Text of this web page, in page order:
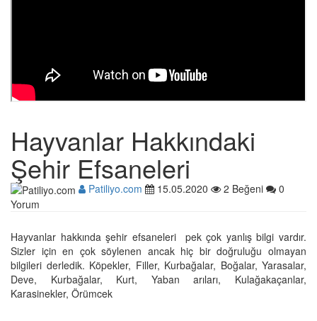
Hayvanlar Hakkındaki
Şehir Efsaneleri
Patiliyo.com 15.05.2020 2 Beğeni
0
Yorum
Hayvanlar hakkında şehir efsaneleri pek çok yanlış bilgi vardır.
Sizler için en çok söylenen ancak hiç bir doğruluğu olmayan
bilgileri derledik. Köpekler, Filler, Kurbağalar, Boğalar, Yarasalar,
Deve, Kurbağalar, Kurt, Yaban arıları, Kulağakaçanlar,
Karasinekler, Örümcek